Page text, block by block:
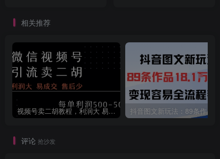
相关推荐
视频号卖二胡教程，利润大 易成交 售后少，一单利润5张+
评论 抢沙发